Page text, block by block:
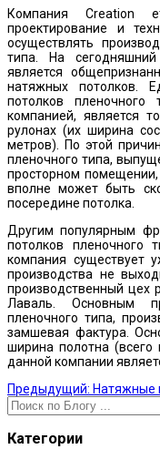
Компания Creation
проектирование и
осуществлять
типа. На
является
натяжных потолков.
потолков пленочного
компанией, является
рулонах (их ширина
метров). По этой
пленочного типа,
просторном помещении,
вполне может быть
посередине потолка.
Другим популярным
потолков пленочного
компания существует
производства не
производственный цех
Лаваль. Основным
пленочного типа,
замшевая фактура.
ширина полотна (всего
данной компании
Предыдущий: Натяжные
Категории